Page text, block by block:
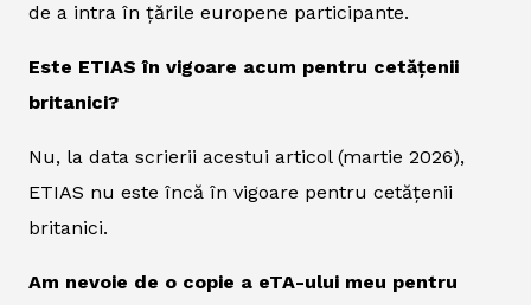
de a intra în țările europene participante.
Este ETIAS în vigoare acum pentru cetățenii
britanici?
Nu, la data scrierii acestui articol (martie 2026),
ETIAS nu este încă în vigoare pentru cetățenii
britanici.
Am nevoie de o copie a eTA-ului meu pentru